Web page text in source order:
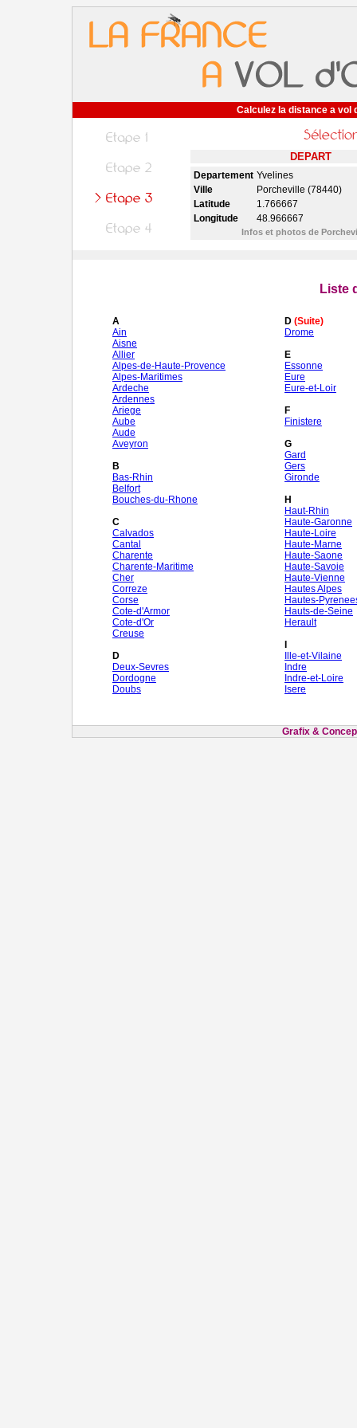
Calculez la distance a vol
DEPART
Departement Yvelines
Ville
Porcheville (78440)
Latitude
1.766667
Longitude
48.966667
Infos et photos de
Liste
A
Ain
Aisne
Allier
Alpes-de-Haute-Provence
Alpes-Maritimes
Ardeche
Ardennes
Ariege
Aube
Aude
Aveyron
B
Bas-Rhin
Belfort
Bouches-du-Rhone
C
Calvados
Cantal
Charente
Charente-Maritime
Cher
Correze
Corse
Cote-d'Armor
Cote-d'Or
Creuse
D
Deux-Sevres
Dordogne
Doubs
D (Suite)
Drome
E
Essonne
Eure
Eure-et-Loir
F
Finistere
G
Gard
Gers
Gironde
H
Haut-Rhin
Haute-Garonne
Haute-Loire
Haute-Marne
Haute-Saone
Haute-Savoie
Haute-Vienne
Hautes Alpes
Hautes-
Hauts-de-Seine
Herault
Ille-et-Vilaine
Indre
Indre-et-Loire
Isere
Grafix &